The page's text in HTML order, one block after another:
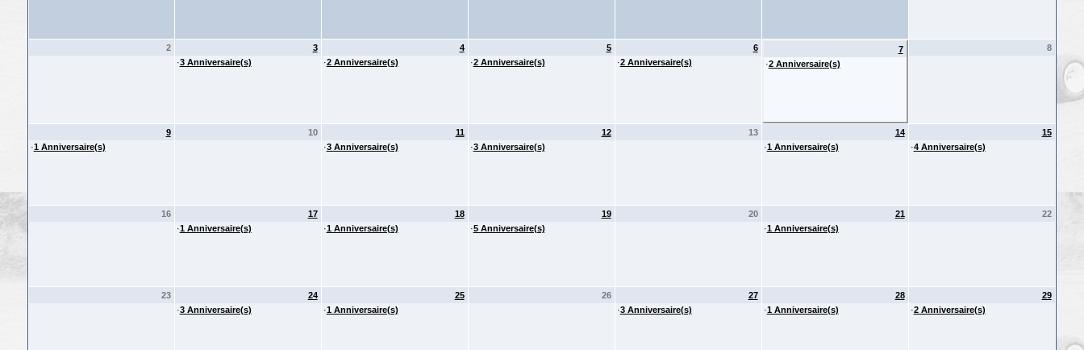
2
3
·3 Anniversaire(s)
4
·2 Anniversaire(s)
5
·2 Anniversaire(s)
6
·2 Anniversaire(s)
7
·2 Anniversaire(s)
8
9
·1 Anniversaire(s)
10
11
·3 Anniversaire(s)
12
·3 Anniversaire(s)
13
14
·1 Anniversaire(s)
15
·4 Anniversaire(s)
16
17
·1 Anniversaire(s)
18
·1 Anniversaire(s)
19
·5 Anniversaire(s)
20
21
·1 Anniversaire(s)
22
23
24
·3 Anniversaire(s)
25
·1 Anniversaire(s)
26
27
·3 Anniversaire(s)
28
·1 Anniversaire(s)
29
·2 Anniversaire(s)